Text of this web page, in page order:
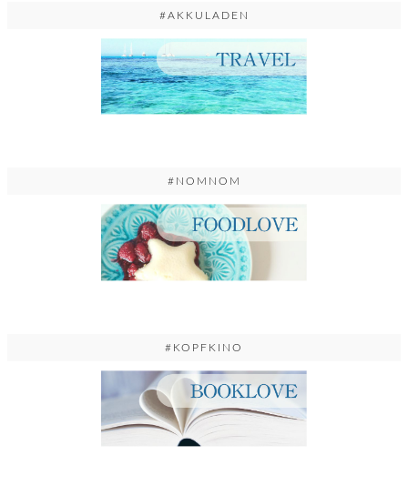
#AKKULADEN
#NOMNOM
#KOPFKINO